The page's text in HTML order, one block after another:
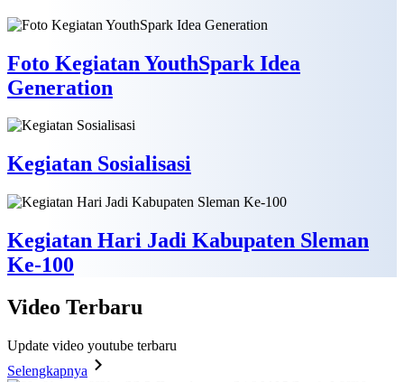
Foto Kegiatan YouthSpark Idea
Generation
Kegiatan Sosialisasi
Kegiatan Hari Jadi Kabupaten Sleman
Ke-100
Video Terbaru
Update video youtube terbaru
Selengkapnya